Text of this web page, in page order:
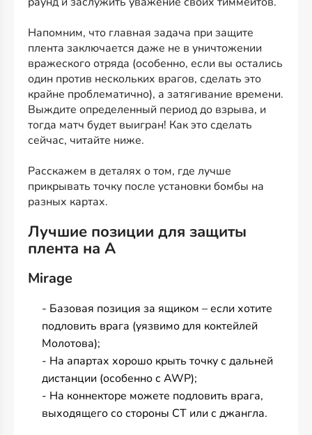
Напомним, что главная задача при защите
плента заключается даже не в уничтожении
вражеского отряда (особенно, если вы остались
один против нескольких врагов, сделать это
крайне проблематично), а затягивание времени.
Выждите определенный период до взрыва, и
тогда матч будет выигран! Как это сделать
сейчас, читайте ниже.
Расскажем в деталях о том, где лучше
прикрывать точку после установки бомбы на
разных картах.
Лучшие позиции для защиты
плента на А
Mirage
- Базовая позиция за ящиком – если хотите
подловить врага (уязвимо для коктейлей
Молотова);
- На апартах хорошо крыть точку с дальней
дистанции (особенно с AWP);
- На коннекторе можете подловить врага,
выходящего со стороны СТ или с джангла.